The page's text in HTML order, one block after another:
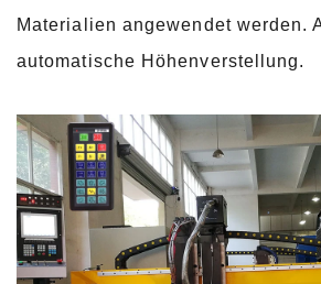
Materialien angewendet werden.
automatische Höhenverstellung.